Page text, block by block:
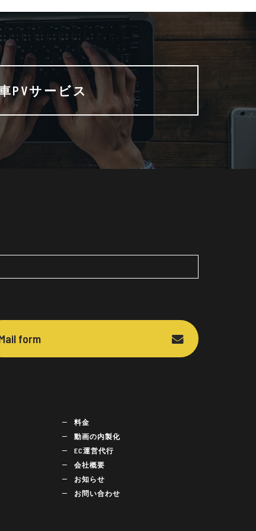
PVサービス
form
料金
動画の内製化
EC運営代行
会社概要
お知らせ
お問い合わせ